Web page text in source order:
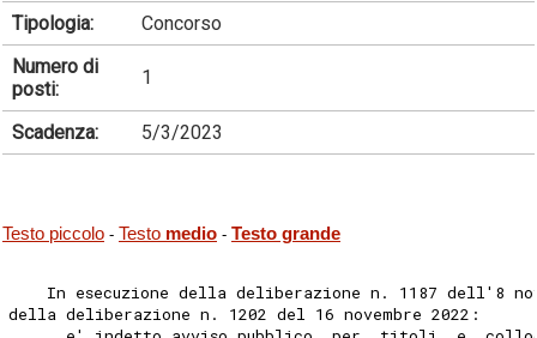
Tipologia:
Concorso
Numero di
posti:
1
Scadenza: 5/3/2023
Testo piccolo - Testo medio - Testo grande
In esecuzione della deliberazione n. 1187 dell'8
della deliberazione n. 1202 del 16 novembre 2022: